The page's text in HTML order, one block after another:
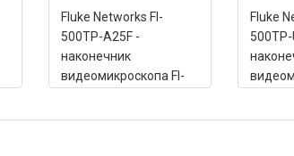
Fluke Networks FI-
500TP-A25F -
наконечник
видеомикроскопа FI-
Fluke
500TP-